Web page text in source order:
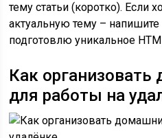
тему статьи (коротко). Если
актуальную тему –
подготовлю уникальное
Как
для работы на